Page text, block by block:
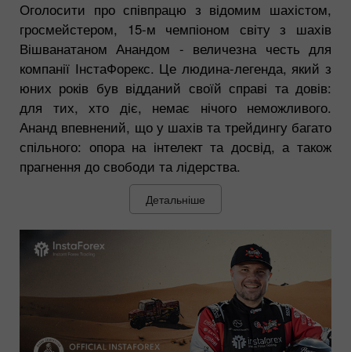
Оголосити про співпрацю з відомим шахістом,
гросмейстером, 15-м чемпіоном світу з шахів
Вішванатаном Анандом - величезна честь для
компанії ІнстаФорекс. Це людина-легенда, який з
юних років був відданий своїй справі та довів:
для тих, хто діє, немає нічого неможливого.
Ананд впевнений, що у шахів та трейдингу багато
спільного: опора на інтелект та досвід, а також
прагнення до свободи та лідерства.
Детальніше